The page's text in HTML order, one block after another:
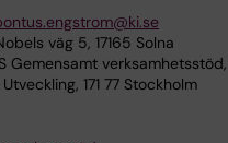
väg 5, 17165 Solna
Gemensamt
171 77 Stockholm